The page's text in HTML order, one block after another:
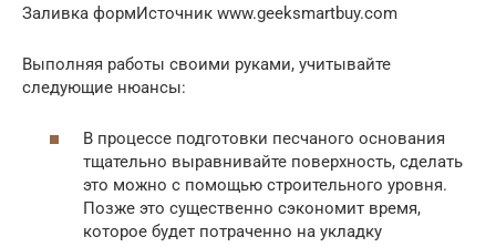
Заливка формИсточник www.geeksmartbuy.com
Выполняя работы своими руками, учитывайте
следующие нюансы:
В процессе подготовки песчаного основания
тщательно выравнивайте поверхность, сделать
это можно с помощью строительного уровня.
Позже это существенно сэкономит время,
которое будет потраченно на укладку